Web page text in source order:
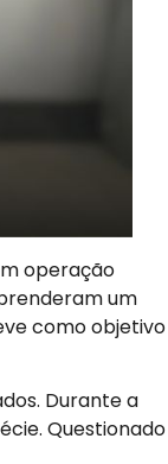
operação
um
como objetivo
Durante a
Questionado